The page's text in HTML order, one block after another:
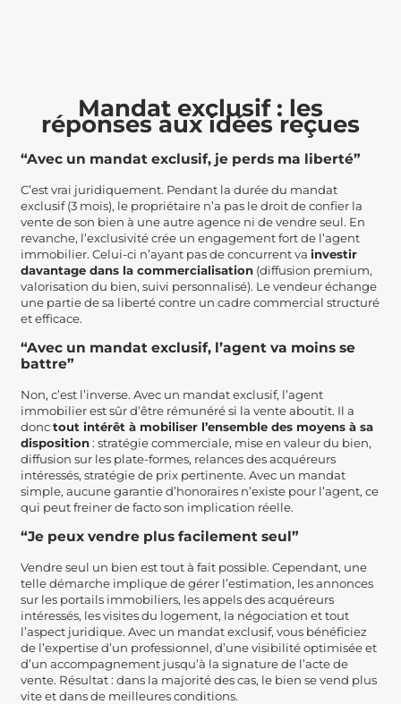
Mandat exclusif : les
réponses aux idées reçues
“Avec un mandat exclusif, je perds ma liberté”
C’est vrai juridiquement. Pendant la durée du mandat
exclusif (3 mois), le propriétaire n’a pas le droit de confier la
vente de son bien à une autre agence ni de vendre seul. En
revanche, l’exclusivité crée un engagement fort de l’agent
immobilier. Celui-ci n’ayant pas de concurrent va investir
davantage dans la commercialisation(diffusion premium,
valorisation du bien, suivi personnalisé). Le vendeur échange
une partie de sa liberté contre un cadre commercial structuré
et efficace.
“Avec un mandat exclusif, l’agent va moins se
battre”
Non, c’est l’inverse. Avec un mandat exclusif, l’agent
immobilier est sûr d’être rémunéré si la vente aboutit. Il a
donctout intérêt à mobiliser l’ensemble des moyens à sa
disposition: stratégie commerciale, mise en valeur du bien,
diffusion sur les plate-formes, relances des acquéreurs
intéressés, stratégie de prix pertinente. Avec un mandat
simple, aucune garantie d’honoraires n’existe pour l’agent, ce
qui peut freiner de facto son implication réelle.
“Je peux vendre plus facilement seul”
Vendre seul un bien est tout à fait possible. Cependant, une
telle démarche implique de gérer l’estimation, les annonces
sur les portails immobiliers, les appels des acquéreurs
intéressés, les visites du logement, la négociation et tout
l’aspect juridique. Avec un mandat exclusif, vous bénéficiez
de l’expertise d’un professionnel, d’une visibilité optimisée et
d’un accompagnement jusqu’à la signature de l’acte de
vente. Résultat : dans la majorité des cas, le bien se vend plus
vite et dans de meilleures conditions.